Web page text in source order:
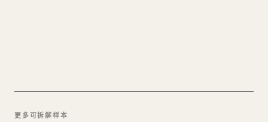
更多可拆解样本